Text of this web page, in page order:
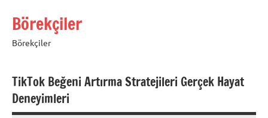
Börekçiler
Börekçiler
TikTok Beğeni Artırma Stratejileri Gerçek Hayat
Deneyimleri